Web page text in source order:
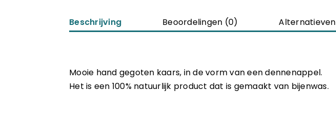
Beschrijving Beoordelingen (0) Alternatieven
Mooie hand gegoten kaars, in de vorm van een dennenappel.
Het is een 100% natuurlijk product dat is gemaakt van bijenwas.